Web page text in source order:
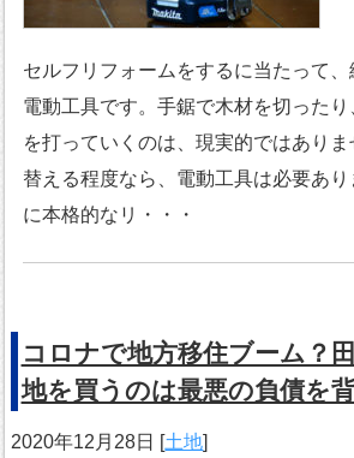
セルフリフォームをするに当たって
電動工具です。手鋸で木材を切った
を打っていくのは、現実的ではありま
替える程度なら、電動工具は必要あり
に本格的なリ・・・
コロナで地方移住ブーム？
地を買うのは最悪の負債を
2020年12月28日 [土地]